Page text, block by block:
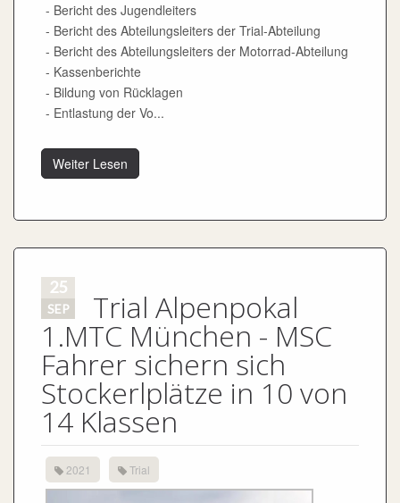
- Bericht des Jugendleiters
- Bericht des Abteilungsleiters der Trial-Abteilung
- Bericht des Abteilungsleiters der Motorrad-Abteilung
- Kassenberichte
- Bildung von Rücklagen
- Entlastung der Vo...
Weiter Lesen
25
SEP Trial Alpenpokal
1.MTC München - MSC
Fahrer sichern sich
Stockerlplätze in 10 von
14 Klassen
2021 Trial